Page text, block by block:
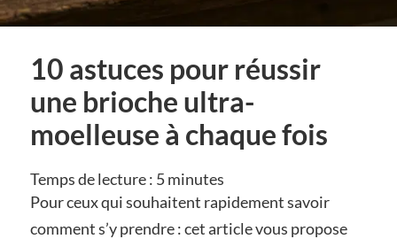
10 astuces pour réussir
une brioche ultra-
moelleuse à chaque fois
Temps de lecture : 5 minutes
Pour ceux qui souhaitent rapidement savoir
comment s’y prendre : cet article vous propose